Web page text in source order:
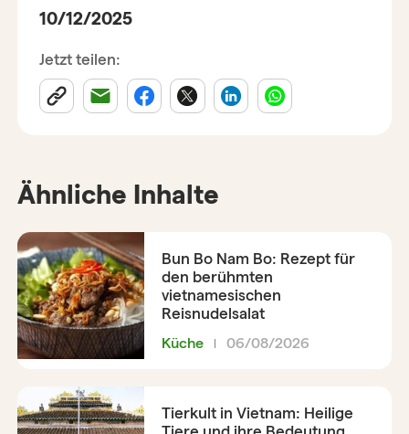
10/12/2025
Jetzt teilen:
Ähnliche Inhalte
Bun Bo Nam Bo: Rezept für
den berühmten
vietnamesischen
Reisnudelsalat
Küche 06/08/2026
Tierkult in Vietnam: Heilige